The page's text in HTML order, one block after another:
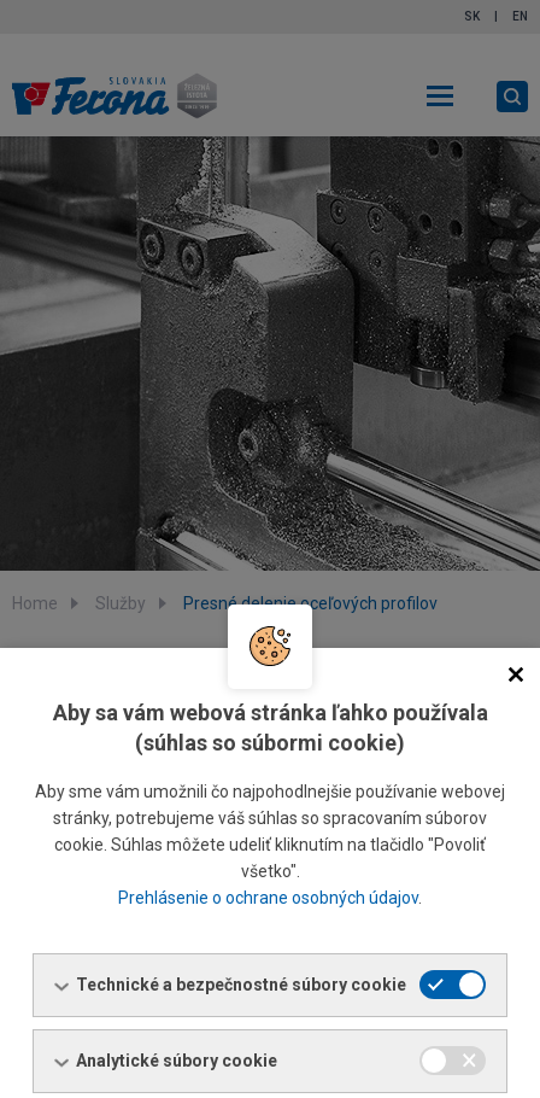
SK EN
Home Služby Presné delenie oceľových profilov
Presné delenie oceľových profilov
(ale tiež veľkopriemerových a hrubostenných rúr, guľatín a
delenie až do dĺžky 24m (presne podľa požiadavky
zákazníka)
požadované akékoľvek uhly sú nastavované elektronicky,
takže presnosť aj uhlu, aj dĺžky je veľmi presná
rekuperácia rezu)
možnosť dodávok bezo zvyšku po delení
Rezy 90˚ 45˚
Aby sa vám webová stránka ľahko používala
(súhlas so súbormi cookie)
Aby sme vám umožnili čo najpohodlnejšie používanie webovej
stránky, potrebujeme váš súhlas so spracovaním súborov
cookie. Súhlas môžete udeliť kliknutím na tlačidlo "Povoliť
všetko".
Prehlásenie o ochrane osobných údajov.
Technické a bezpečnostné súbory cookie
Analytické súbory cookie